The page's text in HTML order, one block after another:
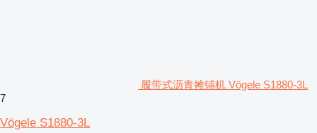
履带式沥青摊铺机 Vögele S1880-3L
7
Vögele S1880-3L